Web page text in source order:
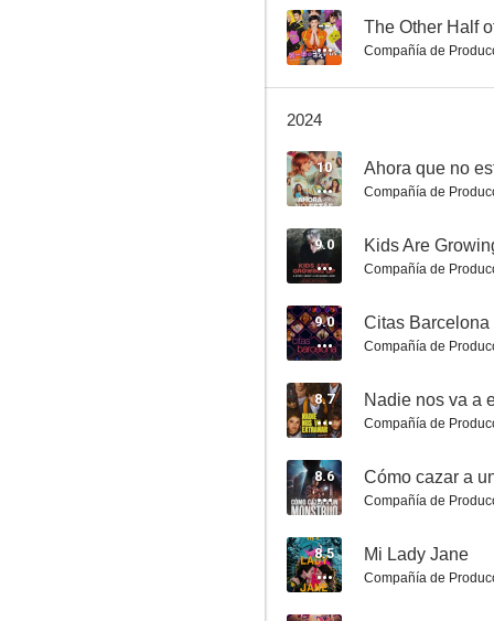
Historias lamentables
6.0
Infiltrada en la NASA
5.8
-- The Other Half
Compañía de
2024
10 Ahora que no
Compañía de
9.0
Compañía de
9.0 Citas Barcelona
Compañía de
8.7 Nadie nos va a
Compañía de
8.6 Cómo cazar a
Compañía de
8.5 Mi Lady Jane
Compañía de